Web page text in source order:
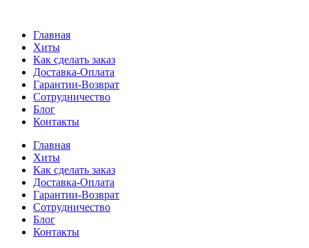
Главная
Хиты
Как сделать заказ
Доставка-Оплата
Гарантии-Возврат
Сотрудничество
Блог
Контакты
Главная
Хиты
Как сделать заказ
Доставка-Оплата
Гарантии-Возврат
Сотрудничество
Блог
Контакты